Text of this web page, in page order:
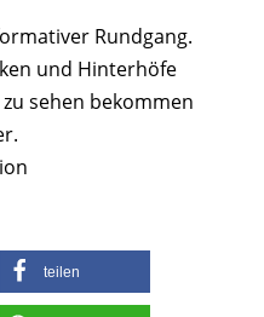
Rundgang.
und Hinterhöfe
sehen bekommen
teilen